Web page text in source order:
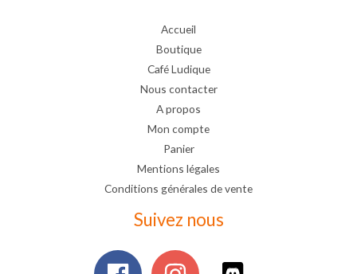
Accueil
Boutique
Café Ludique
Nous contacter
A propos
Mon compte
Panier
Mentions légales
Conditions générales de vente
Suivez nous